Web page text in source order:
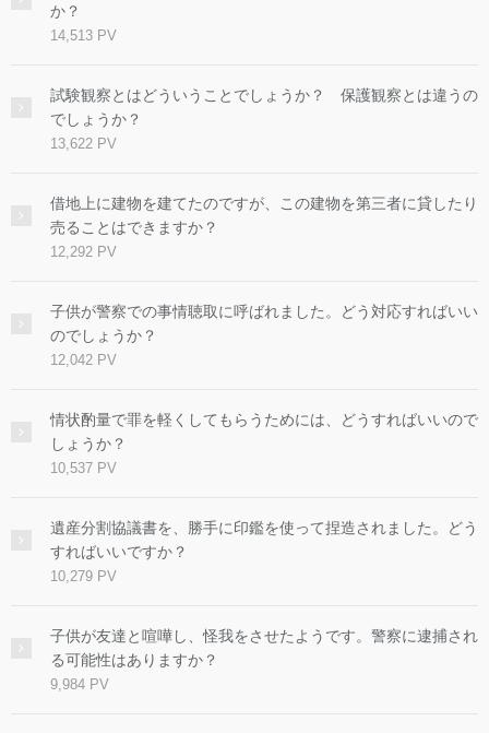
か？
14,513 PV
試験観察とはどういうことでしょうか？ 保護観察とは違うの
でしょうか？
13,622 PV
借地上に建物を建てたのですが、この建物を第三者に貸したり
売ることはできますか？
12,292 PV
子供が警察での事情聴取に呼ばれました。どう対応すればいい
のでしょうか？
12,042 PV
情状酌量で罪を軽くしてもらうためには、どうすればいいので
しょうか？
10,537 PV
遺産分割協議書を、勝手に印鑑を使って捏造されました。どう
すればいいですか？
10,279 PV
子供が友達と喧嘩し、怪我をさせたようです。警察に逮捕され
る可能性はありますか？
9,984 PV